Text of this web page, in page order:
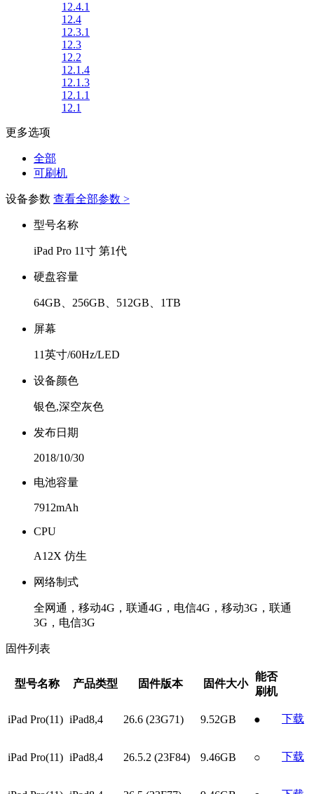
12.4.1
12.4
12.3.1
12.3
12.2
12.1.4
12.1.3
12.1.1
12.1
更多选项
全部
可刷机
设备参数 查看全部参数 >
型号名称
iPad Pro 11寸 第1代
硬盘容量
64GB、256GB、512GB、1TB
屏幕
11英寸/60Hz/LED
设备颜色
银色,深空灰色
发布日期
2018/10/30
电池容量
7912mAh
CPU
A12X 仿生
网络制式
全网通，移动4G，联通4G，电信4G，移动3G，联通
3G，电信3G
固件列表
型号名称 产品类型 固件版本 固件大小
能否
刷机
iPad Pro(11) iPad8,4 26.6 (23G71) 9.52GB ● 下载
iPad Pro(11) iPad8,4 26.5.2 (23F84) 9.46GB ○ 下载